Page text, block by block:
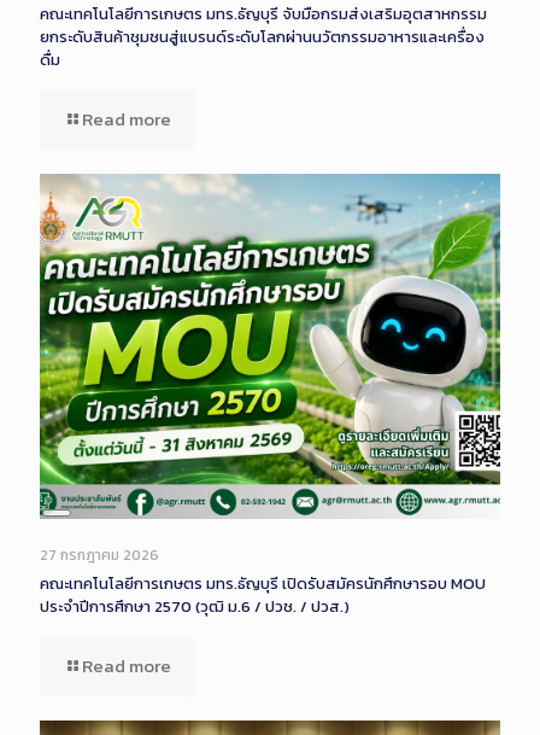
คณะเทคโนโลยีการเกษตร มทร.ธัญบุรี จับมือกรมส่งเสริมอุตสาหกรรม
ยกระดับสินค้าชุมชนสู่แบรนด์ระดับโลกผ่านนวัตกรรมอาหารและเครื่อง
ดื่ม
Read more
Long
Description
27 กรกฎาคม 2026
คณะเทคโนโลยีการเกษตร มทร.ธัญบุรี เปิดรับสมัครนักศึกษารอบ MOU
ประจำปีการศึกษา 2570 (วุฒิ ม.6 / ปวช. / ปวส.)
Read more